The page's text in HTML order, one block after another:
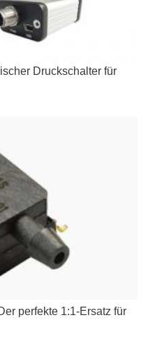
Druckschalter für
perfekte 1:1-Ersatz für